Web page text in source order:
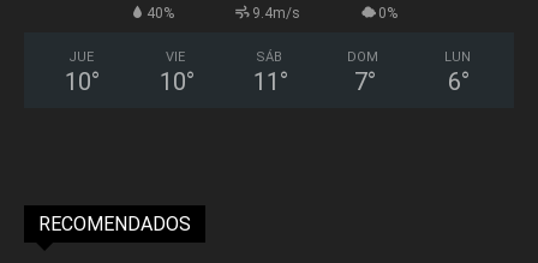
40% 9.4m/s 0%
JUE
10°
VIE
10°
SÁB
11 °
DOM
7°
LUN
6°
RECOMENDADOS